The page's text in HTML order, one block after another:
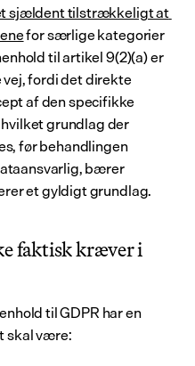
sjældent tilstrækkeligt at
for særlige kategorier
til artikel 9(2)(a) er
fordi det direkte
af den specifikke
grundlag der
før behandlingen
bærer
et gyldigt grundlag.
faktisk kræver i
til GDPR har en
skal være: